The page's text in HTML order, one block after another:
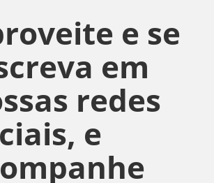
e se
em
redes
e